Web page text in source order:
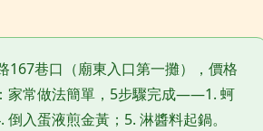
167巷口（廟東入口第一攤），價格
家常做法簡單，5步驟完成——1. 蚵
入蛋液煎金黃；5. 淋醬料起鍋。